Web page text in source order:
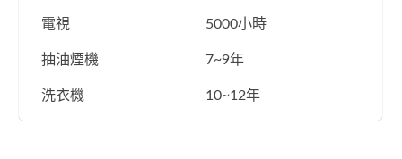
電視 5000小時
抽油煙機 7~9年
洗衣機 10~12年